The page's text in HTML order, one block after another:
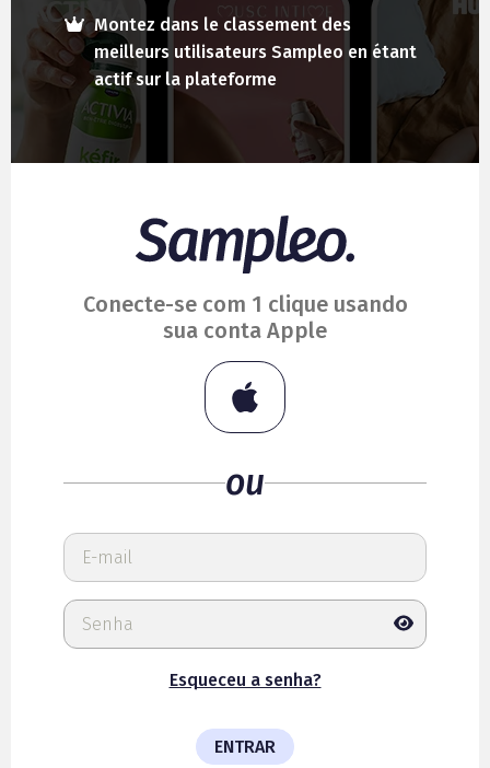
Montez dans le classement des
meilleurs utilisateurs Sampleo en étant
actif sur la plateforme
Conecte-se com 1 clique usando
sua conta Apple
ou
Esqueceu a senha?
ENTRAR